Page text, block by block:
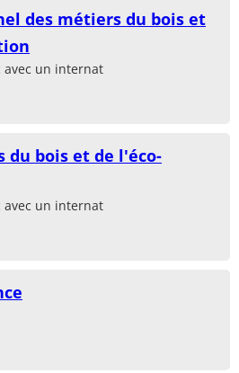
des métiers du bois et
avec un internat
du bois et de l'éco-
avec un internat